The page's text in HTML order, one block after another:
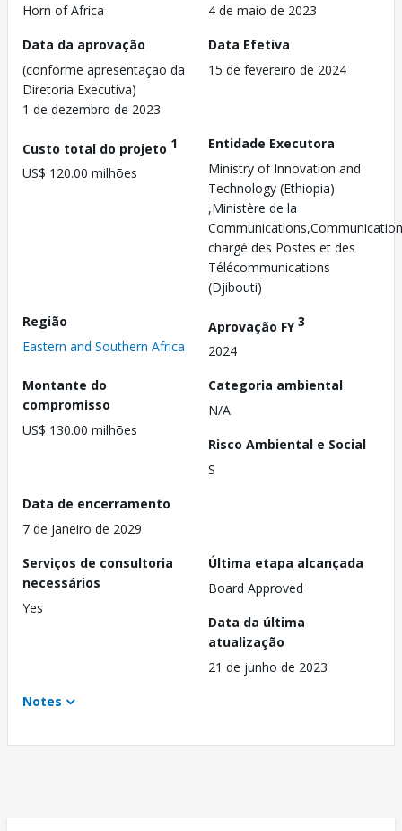
Horn of Africa
4 de maio de 2023
Data da aprovação
(conforme apresentação da
Diretoria Executiva)
1 de dezembro de 2023
Data Efetiva
15 de fevereiro de 2024
Custo total do projeto 1
US$ 120.00 milhões
Entidade Executora
Ministry of Innovation and
Technology (Ethiopia)
,Ministère de la
chargé des Postes et des
Télécommunications
(Djibouti)
Região
Eastern and Southern Africa
Aprovação FY3
2024
Montante do
compromisso
US$ 130.00 milhões
Categoria ambiental
N/A
Risco Ambiental e Social
S
Data de encerramento
7 de janeiro de 2029
Serviços de consultoria
necessários
Yes
Última etapa alcançada
Board Approved
Data da última
atualização
21 de junho de 2023
Notes